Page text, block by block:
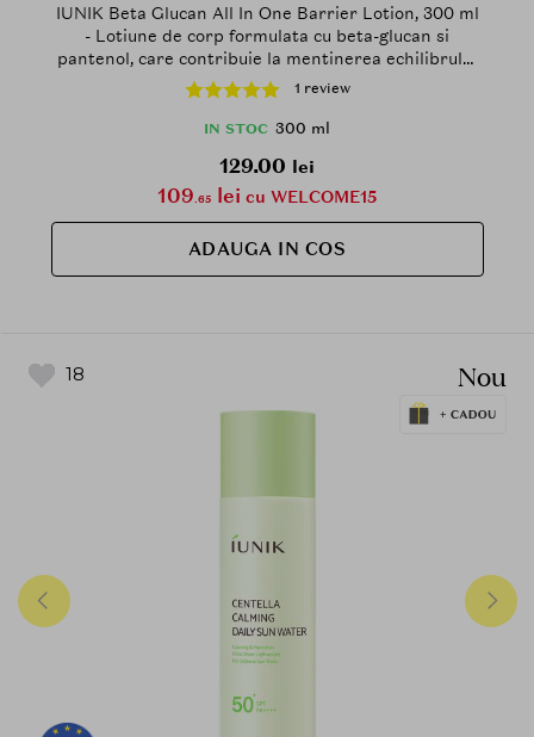
IUNIK Beta Glucan All In One Barrier Lotion, 300 ml
- Lotiune de corp formulata cu beta-glucan si
pantenol, care contribuie la mentinerea echilibrului
hidrolipidic al pielii si la mentinerea confortului pielii
1 review
IN STOC 300 ml
129.00 lei
109.65 lei cu WELCOME15
ADAUGA IN COS
18 Nou